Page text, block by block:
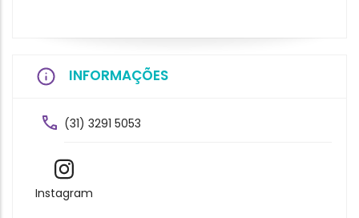
INFORMAÇÕES
(31) 3291 5053
Instagram